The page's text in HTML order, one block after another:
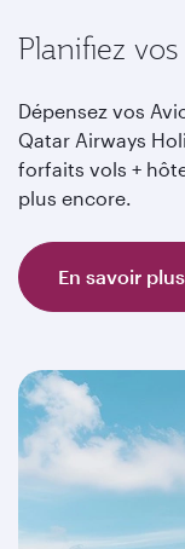
Planifiez
Dépensez vos
Qatar Airways
forfaits vols +
plus encore.
En savoir plus